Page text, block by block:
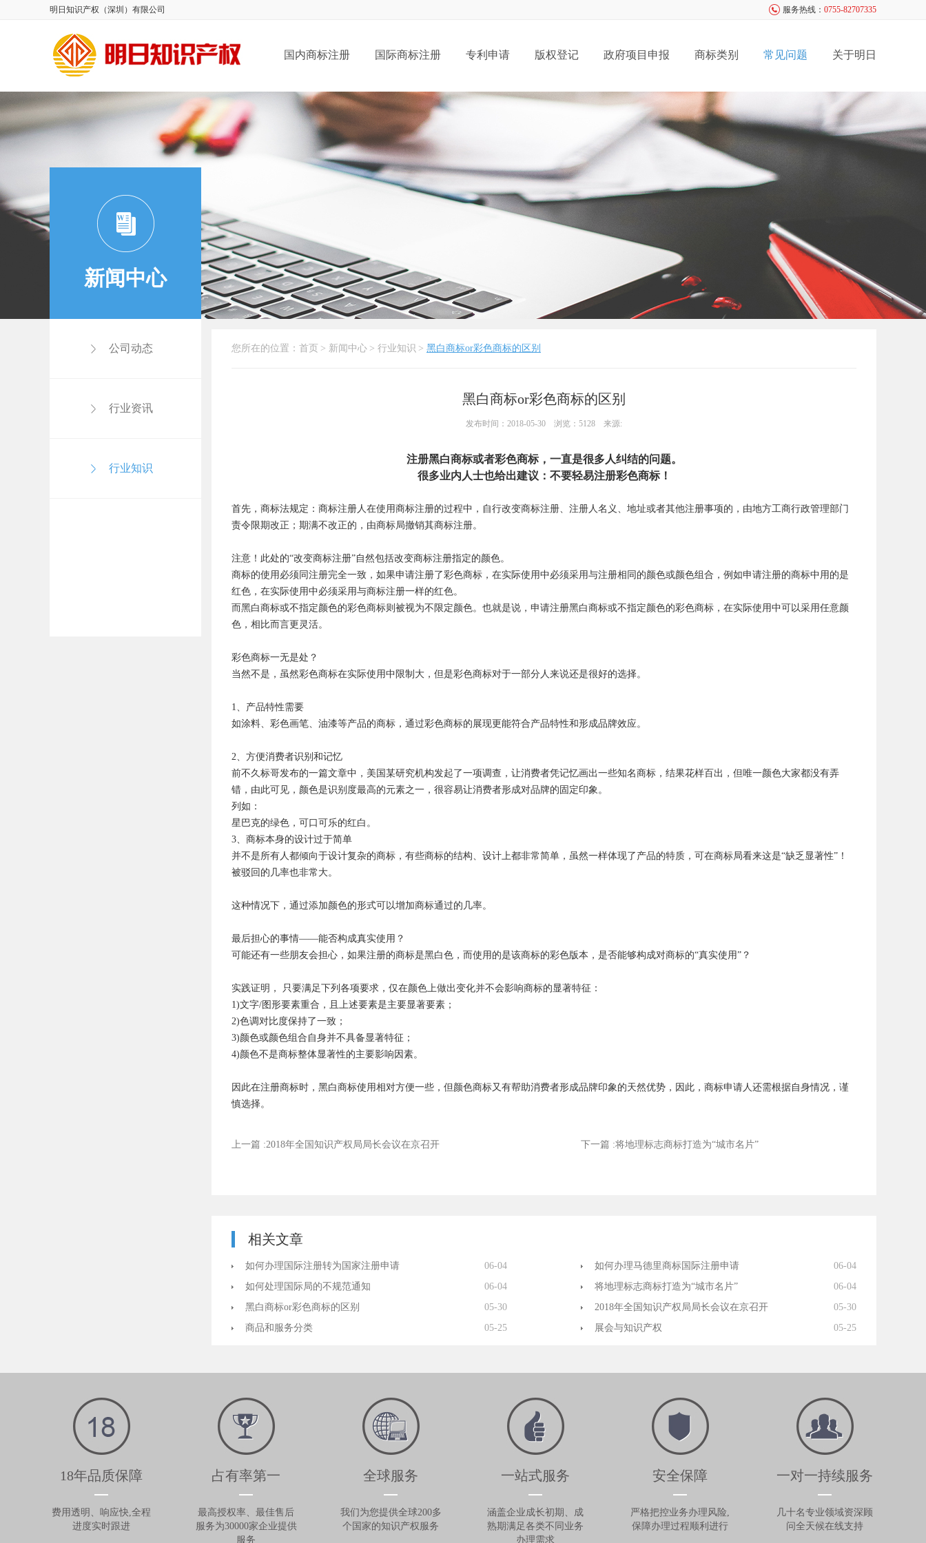
明日知识产权（深圳）有限公司 服务热线： 0755-82707335
国内商标注册 国际商标注册 专利申请 版权登记 政府项目申报 商标类别 常见问题 关于明日
新闻中心
公司动态
行业资讯
行业知识
您所在的位置： 首页 > 新闻中心 > 行业知识 > 黑白商标or彩色商标的区别
黑白商标or彩色商标的区别
发布时间：2018-05-30 浏览：5128 来源:
注册黑白商标或者彩色商标，一直是很多人纠结的问题。
很多业内人士也给出建议：不要轻易注册彩色商标！
首先，商标法规定：商标注册人在使用商标注册的过程中，自行改变商标注册、注册人名义、地址或者其他注册事项的，由地方工商行政管理部门
责令限期改正；期满不改正的，由商标局撤销其商标注册。
注意！此处的“改变商标注册”自然包括改变商标注册指定的颜色。
商标的使用必须同注册完全一致，如果申请注册了彩色商标，在实际使用中必须采用与注册相同的颜色或颜色组合，例如申请注册的商标中用的是
红色，在实际使用中必须采用与商标注册一样的红色。
而黑白商标或不指定颜色的彩色商标则被视为不限定颜色。也就是说，申请注册黑白商标或不指定颜色的彩色商标，在实际使用中可以采用任意颜
色，相比而言更灵活。
彩色商标一无是处？
当然不是，虽然彩色商标在实际使用中限制大，但是彩色商标对于一部分人来说还是很好的选择。
1、产品特性需要
如涂料、彩色画笔、油漆等产品的商标，通过彩色商标的展现更能符合产品特性和形成品牌效应。
2、方便消费者识别和记忆
前不久标哥发布的一篇文章中，美国某研究机构发起了一项调查，让消费者凭记忆画出一些知名商标，结果花样百出，但唯一颜色大家都没有弄
错，由此可见，颜色是识别度最高的元素之一，很容易让消费者形成对品牌的固定印象。
列如：
星巴克的绿色，可口可乐的红白。
3、商标本身的设计过于简单
并不是所有人都倾向于设计复杂的商标，有些商标的结构、设计上都非常简单，虽然一样体现了产品的特质，可在商标局看来这是“缺乏显著性”！
被驳回的几率也非常大。
这种情况下，通过添加颜色的形式可以增加商标通过的几率。
最后担心的事情——能否构成真实使用？
可能还有一些朋友会担心，如果注册的商标是黑白色，而使用的是该商标的彩色版本，是否能够构成对商标的“真实使用”？
实践证明， 只要满足下列各项要求，仅在颜色上做出变化并不会影响商标的显著特征：
1)文字/图形要素重合，且上述要素是主要显著要素；
2)色调对比度保持了一致；
3)颜色或颜色组合自身并不具备显著特征；
4)颜色不是商标整体显著性的主要影响因素。
因此在注册商标时，黑白商标使用相对方便一些，但颜色商标又有帮助消费者形成品牌印象的天然优势，因此，商标申请人还需根据自身情况，谨
慎选择。
上一篇 :2018年全国知识产权局局长会议在京召开 下一篇 :将地理标志商标打造为“城市名片”
相关文章
如何办理国际注册转为国家注册申请 06-04 如何办理马德里商标国际注册申请
06-04
如何处理国际局的不规范通知
06-04 将地理标志商标打造为“城市名片”
06-04
黑白商标or彩色商标的区别
05-30 2018年全国知识产权局局长会议在京召开
05-30
商品和服务分类
05-25 展会与知识产权 05-25
18年品质保障
费用透明、响应快,全程
进度实时跟进
占有率第一
最高授权率、最佳售后
服务为30000家企业提供
服务
全球服务
我们为您提供全球200多
个国家的知识产权服务
一站式服务
涵盖企业成长初期、成
熟期满足各类不同业务
办理需求
安全保障
严格把控业务办理风险,
保障办理过程顺利进行
一对一持续服务
几十名专业领域资深顾
问全天候在线支持